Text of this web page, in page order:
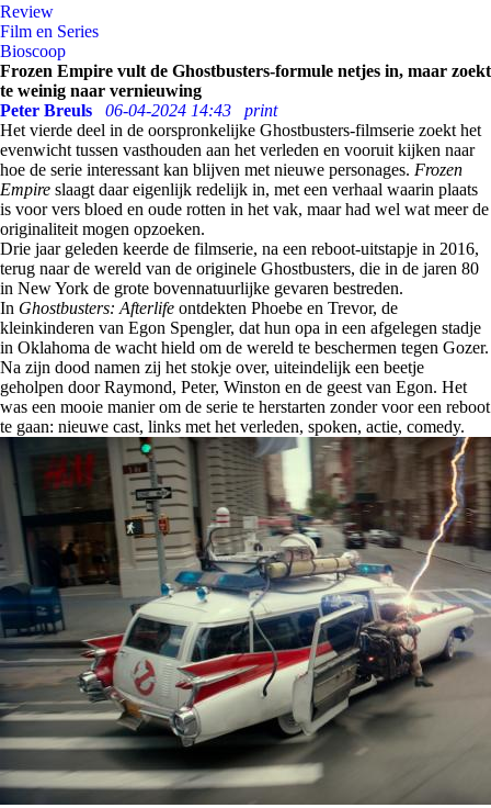
Review
Film en Series
Bioscoop
Frozen Empire vult de Ghostbusters-formule netjes in, maar zoekt
te weinig naar vernieuwing
Peter Breuls
06-04-2024 14:43
print
Het vierde deel in de oorspronkelijke Ghostbusters-filmserie zoekt het
evenwicht tussen vasthouden aan het verleden en vooruit kijken naar
hoe de serie interessant kan blijven met nieuwe personages. Frozen
Empire slaagt daar eigenlijk redelijk in, met een verhaal waarin plaats
is voor vers bloed en oude rotten in het vak, maar had wel wat meer de
originaliteit mogen opzoeken.
Drie jaar geleden keerde de filmserie, na een reboot-uitstapje in 2016,
terug naar de wereld van de originele Ghostbusters, die in de jaren 80
in New York de grote bovennatuurlijke gevaren bestreden.
In Ghostbusters: Afterlife ontdekten Phoebe en Trevor, de
kleinkinderen van Egon Spengler, dat hun opa in een afgelegen stadje
in Oklahoma de wacht hield om de wereld te beschermen tegen Gozer.
Na zijn dood namen zij het stokje over, uiteindelijk een beetje
geholpen door Raymond, Peter, Winston en de geest van Egon. Het
was een mooie manier om de serie te herstarten zonder voor een reboot
te gaan: nieuwe cast, links met het verleden, spoken, actie, comedy.